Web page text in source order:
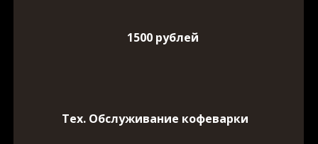
1500 рублей
Тех. Обслуживание кофеварки